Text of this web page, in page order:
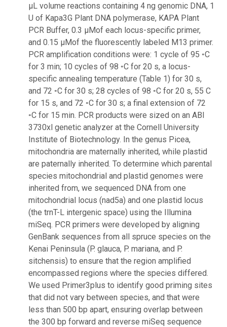
μL volume reactions containing 4 ng genomic DNA, 1
U of Kapa3G Plant DNA polymerase, KAPA Plant
PCR Buffer, 0.3 μMof each locus-specific primer,
and 0.15 μMof the fluorescently labeled M13 primer.
PCR amplification conditions were: 1 cycle of 95 ◦C
for 3 min; 10 cycles of 98 ◦C for 20 s, a locus-
specific annealing temperature (Table 1) for 30 s,
and 72 ◦C for 30 s; 28 cycles of 98 ◦C for 20 s, 55 C
for 15 s, and 72 ◦C for 30 s; a final extension of 72
◦C for 15 min. PCR products were sized on an ABI
3730xl genetic analyzer at the Cornell University
Institute of Biotechnology. In the genus Picea,
mitochondria are maternally inherited, while plastid
are paternally inherited. To determine which parental
species mitochondrial and plastid genomes were
inherited from, we sequenced DNA from one
mitochondrial locus (nad5a) and one plastid locus
(the trnT-L intergenic space) using the Illumina
miSeq. PCR primers were developed by aligning
GenBank sequences from all spruce species on the
Kenai Peninsula (P. glauca, P. mariana, and P.
sitchensis) to ensure that the region amplified
encompassed regions where the species differed.
We used Primer3plus to identify good priming sites
that did not vary between species, and that were
less than 500 bp apart, ensuring overlap between
the 300 bp forward and reverse miSeq sequence